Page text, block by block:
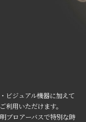
ビジュアル機器に加えて
用いただけます。
ブロアーバスで特別な時